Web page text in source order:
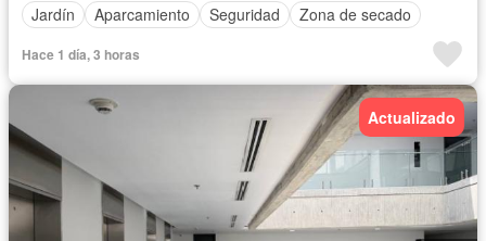
Jardín
Aparcamiento Seguridad Zona de secado
Hace 1 día, 3 horas
Actualizado